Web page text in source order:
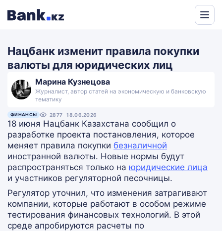
Translate
Нацбанк изменит правила покупки
валюты для юридических лиц
Марина Кузнецова
Журналист, автор статей на экономическую и банковскую
тематику
ФИНАНСЫ 2877 18.06.2026
18 июня Нацбанк Казахстана сообщил о
разработке проекта постановления, которое
меняет правила покупки безналичной
иностранной валюты. Новые нормы будут
распространяться только на юридические лица
и участников регуляторной песочницы.
Регулятор уточнил, что изменения затрагивают
компании, которые работают в особом режиме
тестирования финансовых технологий. В этой
среде апробируются расчеты по